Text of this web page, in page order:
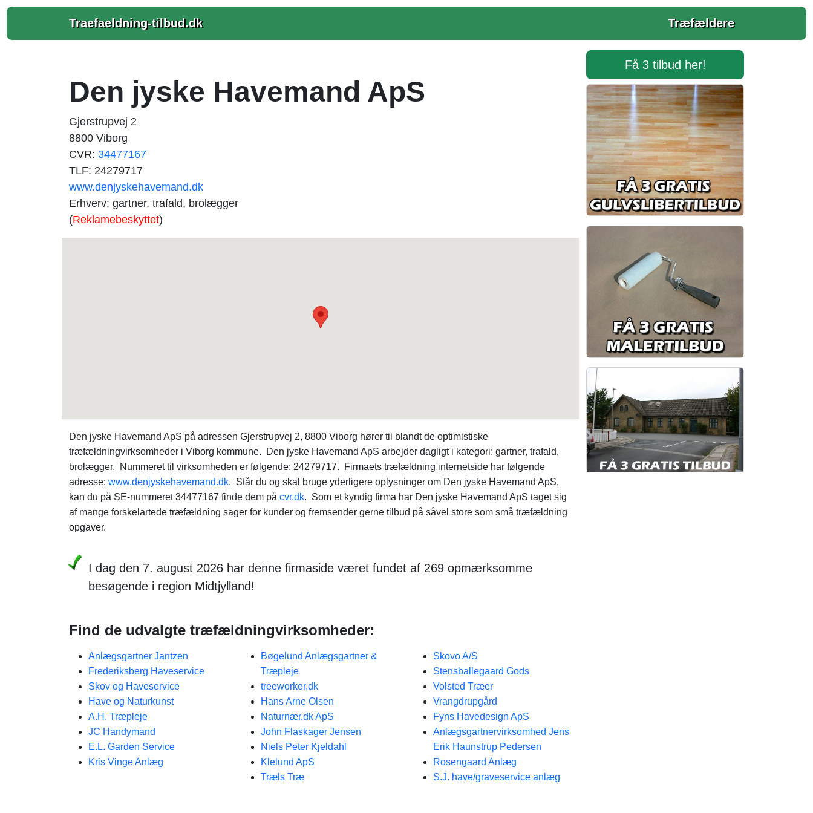
Traefaeldning-tilbud.dk Træfældere
Den jyske Havemand ApS
Gjerstrupvej 2
8800 Viborg
CVR: 34477167
TLF: 24279717
www.denjyskehavemand.dk
Erhverv: gartner, trafald, brolægger
(Reklamebeskyttet)
Den jyske Havemand ApS på adressen Gjerstrupvej 2, 8800 Viborg hører til blandt de optimistiske
træfældningvirksomheder i Viborg kommune. Den jyske Havemand ApS arbejder dagligt i kategori: gartner, trafald,
brolægger. Nummeret til virksomheden er følgende: 24279717. Firmaets træfældning internetside har følgende
adresse: www.denjyskehavemand.dk. Står du og skal bruge yderligere oplysninger om Den jyske Havemand ApS,
kan du på SE-nummeret 34477167 finde dem på cvr.dk. Som et kyndig firma har Den jyske Havemand ApS taget sig
af mange forskelartede træfældning sager for kunder og fremsender gerne tilbud på såvel store som små træfældning
opgaver.
I dag den 7. august 2026 har denne firmaside været fundet af 269 opmærksomme
besøgende i region Midtjylland!
Find de udvalgte træfældningvirksomheder:
Anlægsgartner Jantzen
Frederiksberg Haveservice
Skov og Haveservice
Have og Naturkunst
A.H. Træpleje
JC Handymand
E.L. Garden Service
Kris Vinge Anlæg
Bøgelund Anlægsgartner &
Træpleje
treeworker.dk
Hans Arne Olsen
Naturnær.dk ApS
John Flaskager Jensen
Niels Peter Kjeldahl
Klelund ApS
Træls Træ
Skovo A/S
Stensballegaard Gods
Volsted Træer
Vrangdrupgård
Fyns Havedesign ApS
Anlægsgartnervirksomhed Jens
Erik Haunstrup Pedersen
Rosengaard Anlæg
S.J. have/graveservice anlæg
Få 3 tilbud her!